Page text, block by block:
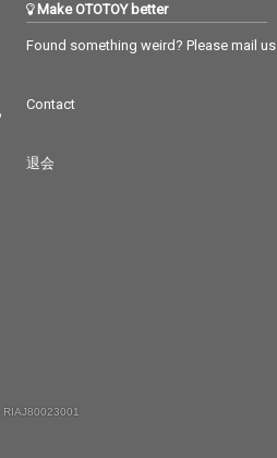
Make OTOTOY better
Found something weird? Please mail us
Contact
退会